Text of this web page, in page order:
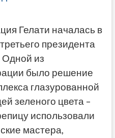
Гелати началась в
президента
из
было решение
глазурованной
зеленого цвета –
использовали
мастера,